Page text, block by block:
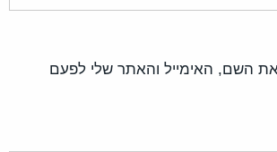
השם, האימייל והאתר שלי לפעם